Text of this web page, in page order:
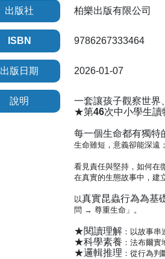
出版社 柏樂出版有限公司
ISBN 9786267333464
出版日期 2026-01-07
說明
一套讓孩子觀察世界
★第46次中小學生
每一個生命都有獨特
生命雖短，意義卻能深遠；
看見責任與堅持，如何在
在真實的生態故事中，建
以真實昆蟲行為為基
問 → 尊重生命」。
★閱讀理解：以故事串
★科學素養 ：法布爾
★邏輯推理 ：從行為